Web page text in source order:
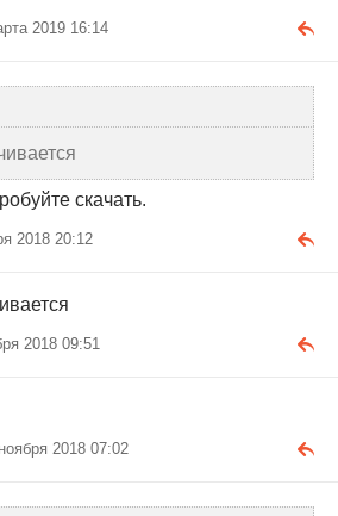
2019 16:14
скачать.
2018 20:12
2018 09:51
2018 07:02